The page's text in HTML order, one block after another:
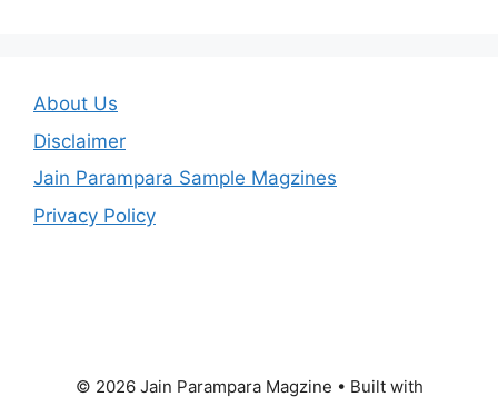
About Us
Disclaimer
Jain Parampara Sample Magzines
Privacy Policy
© 2026 Jain Parampara Magzine • Built with